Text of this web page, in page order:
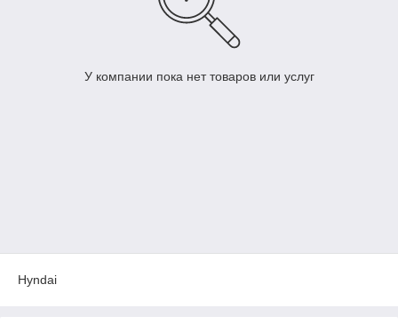
У компании пока нет товаров или услуг
Hyndai